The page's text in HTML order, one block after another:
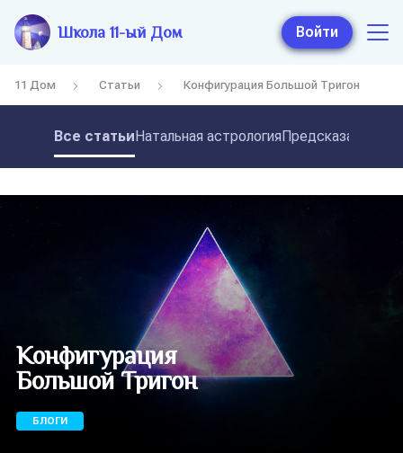
Школа 11-ый Дом Войти
11 Дом Статьи Конфигурация Большой Тригон
Все статьиНатальная астрология
Конфигурация
Большой Тригон
БЛОГИ